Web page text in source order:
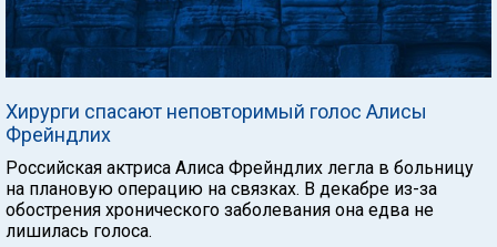
Хирурги спасают неповторимый голос Алисы
Фрейндлих
Российская актриса Алиса Фрейндлих легла в больницу
на плановую операцию на связках. В декабре из-за
обострения хронического заболевания она едва не
лишилась голоса.